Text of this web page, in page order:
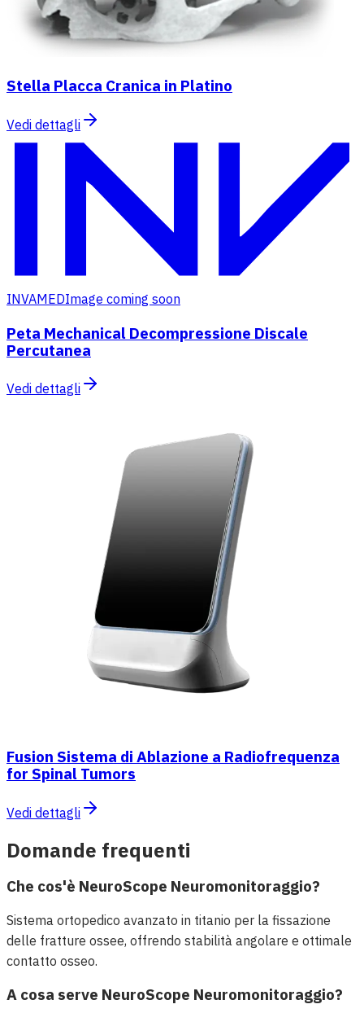
Stella Placca Cranica in Platino
Vedi dettagli
INVAMEDImage coming soon
Peta Mechanical Decompressione Discale
Percutanea
Vedi dettagli
Fusion Sistema di Ablazione a Radiofrequenza
for Spinal Tumors
Vedi dettagli
Domande frequenti
Che cos'è NeuroScope Neuromonitoraggio?
Sistema ortopedico avanzato in titanio per la fissazione
delle fratture ossee, offrendo stabilità angolare e ottimale
contatto osseo.
A cosa serve NeuroScope Neuromonitoraggio?